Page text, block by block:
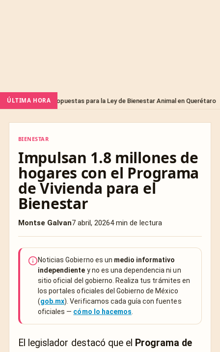
ÚLTIMA HORApara la Ley de Bienestar Animal en Querétaro Sin
BIENESTAR
Impulsan 1.8 millones de
hogares con el Programa
de Vivienda para el
Bienestar
Montse Galvan7 abril, 20264 min de lectura
Noticias Gobierno es un medio informativo
independiente y no es una dependencia ni un
sitio oficial del gobierno. Realiza tus trámites en
los portales oficiales del Gobierno de México
(gob.mx). Verificamos cada guía con fuentes
oficiales — cómo lo hacemos
El legislador destacó que el Programa de